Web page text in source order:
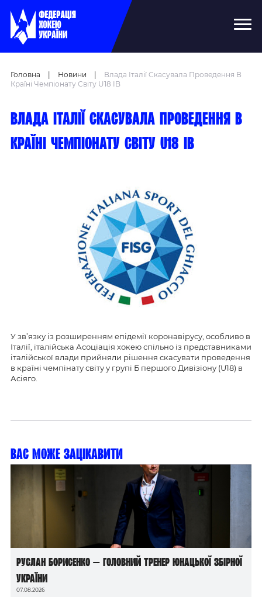
Головна Новини
Влада Італії Cкасувала Проведення В
Країні Чемпіонату Світу U18 IB
Влада Італії cкасувала проведення в
країні чемпіонату світу U18 IB
У зв’язку із розширенням епідемії коронавірусу, особливо в
Італії, італійська Асоціація хокею спільно із представниками
італійської влади прийняли рішення скасувати проведення
в країні чемпінату світу у групі Б першого Дивізіону (U18) в
Асіяго.
Вас може зацікавити
Руслан Борисенко — головний тренер юнацької збірної
України
07.08.2026